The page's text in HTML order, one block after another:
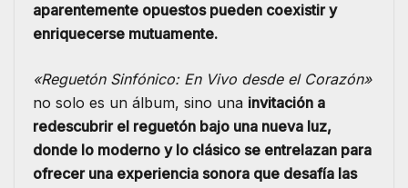
aparentemente opuestos pueden coexistir y
enriquecerse mutuamente.
«Reguetón Sinfónico: En Vivo desde el Corazón»
no solo es un álbum, sino una invitación a
redescubrir el reguetón bajo una nueva luz,
donde lo moderno y lo clásico se entrelazan para
ofrecer una experiencia sonora que desafía las